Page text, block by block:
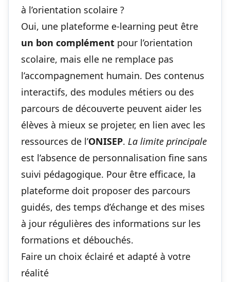
à l’orientation scolaire ?
Oui, une plateforme e-learning peut être
un bon complément pour l’orientation
scolaire, mais elle ne remplace pas
l’accompagnement humain. Des contenus
interactifs, des modules métiers ou des
parcours de découverte peuvent aider les
élèves à mieux se projeter, en lien avec les
ressources de l’ONISEP. La limite principale
est l’absence de personnalisation fine sans
suivi pédagogique. Pour être efficace, la
plateforme doit proposer des parcours
guidés, des temps d’échange et des mises
à jour régulières des informations sur les
formations et débouchés.
Faire un choix éclairé et adapté à votre
réalité